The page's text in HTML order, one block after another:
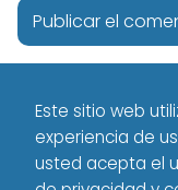
Este sitio web
experiencia de
usted acepta el